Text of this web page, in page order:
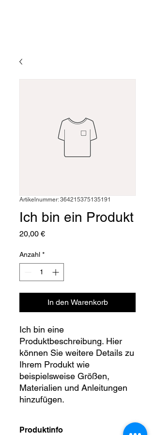
Artikelnummer: 364215375135191
Ich bin ein Produkt
20,00 €Preis
Anzahl *
In den Warenkorb
Ich bin eine
Produktbeschreibung. Hier
können Sie weitere Details zu
Ihrem Produkt wie
beispielsweise Größen,
Materialien und Anleitungen
hinzufügen.
Produktinfo